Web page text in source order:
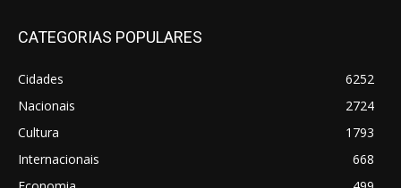
CATEGORIAS POPULARES
Cidades
6252
Nacionais
2724
Cultura
1793
Internacionais
668